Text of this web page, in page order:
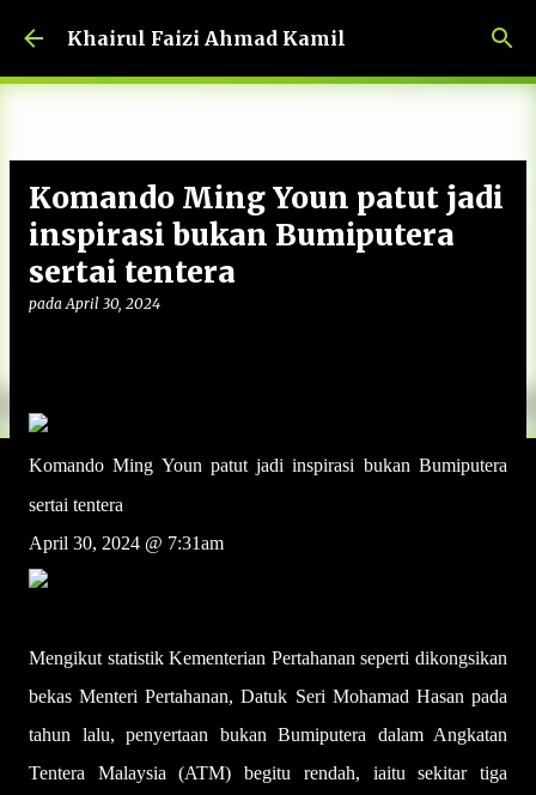
Langkau ke kandungan utama
Khairul Faizi Ahmad Kamil
Komando Ming Youn patut jadi
inspirasi bukan Bumiputera
sertai tentera
padaApril 30, 2024
Komando Ming Youn patut jadi inspirasi bukan Bumiputera
sertai tentera
April 30, 2024 @ 7:31am
Mengikut statistik Kementerian Pertahanan seperti dikongsikan
bekas Menteri Pertahanan, Datuk Seri Mohamad Hasan pada
tahun lalu, penyertaan bukan Bumiputera dalam Angkatan
Tentera Malaysia (ATM) begitu rendah, iaitu sekitar tiga